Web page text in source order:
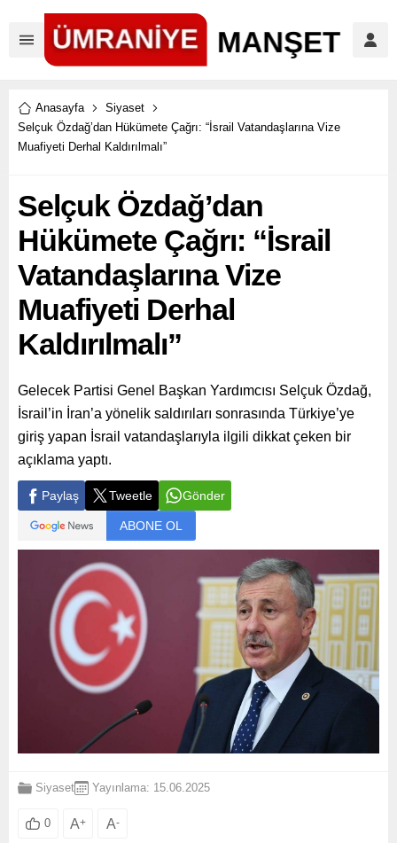
Anasayfa
Siyaset
Selçuk Özdağ’dan Hükümete Çağrı: “İsrail Vatandaşlarına Vize
Muafiyeti Derhal Kaldırılmalı”
Selçuk Özdağ’dan
Hükümete Çağrı: “İsrail
Vatandaşlarına Vize
Muafiyeti Derhal
Kaldırılmalı”
Gelecek Partisi Genel Başkan Yardımcısı Selçuk Özdağ,
İsrail’in İran’a yönelik saldırıları sonrasında Türkiye’ye
giriş yapan İsrail vatandaşlarıyla ilgili dikkat çeken bir
açıklama yaptı.
Paylaş Tweetle Gönder
ABONE OL
Siyaset Yayınlama: 15.06.2025
0 A+ A-